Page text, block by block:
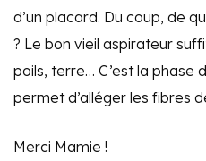
d’un placard. Du coup, de
? Le bon vieil aspirateur
poils, terre… C’est la phase
permet d’alléger les fibres
Merci Mamie !